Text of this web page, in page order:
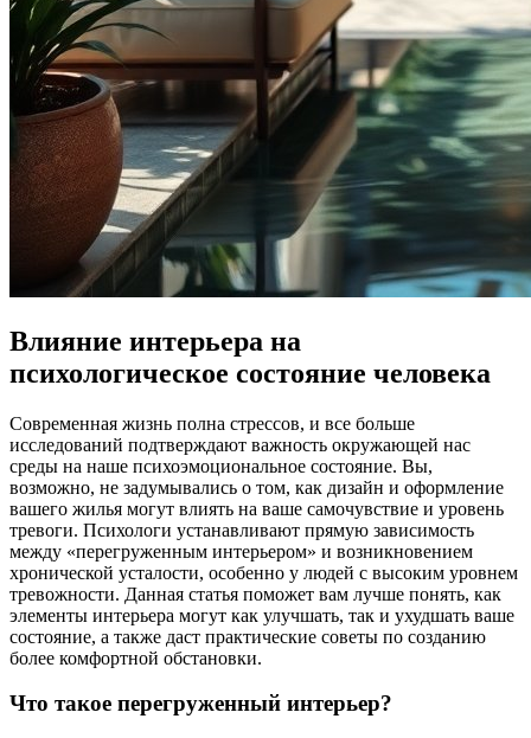
Влияние интерьера на
психологическое состояние человека
Современная жизнь полна стрессов, и все больше
исследований подтверждают важность окружающей нас
среды на наше психоэмоциональное состояние. Вы,
возможно, не задумывались о том, как дизайн и оформление
вашего жилья могут влиять на ваше самочувствие и уровень
тревоги. Психологи устанавливают прямую зависимость
между «перегруженным интерьером» и возникновением
хронической усталости, особенно у людей с высоким уровнем
тревожности. Данная статья поможет вам лучше понять, как
элементы интерьера могут как улучшать, так и ухудшать ваше
состояние, а также даст практические советы по созданию
более комфортной обстановки.
Что такое перегруженный интерьер?